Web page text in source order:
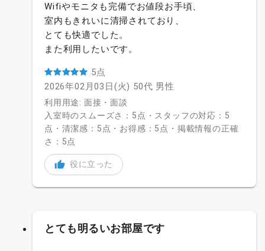
Wifiやモニタも完備でお値段お手頃、
室内もきれいに清掃されており、
とても快適でした。
また利用したいです。
5点
2026年02月03日(火) 50代 男性
利用用途: 面接・面談
入室時のスムーズさ：5点・スタッフの対応：5
点・清潔感：5点・お得感：5点・掲載情報の正確
さ：5点
役に立った
とても明るいお部屋です